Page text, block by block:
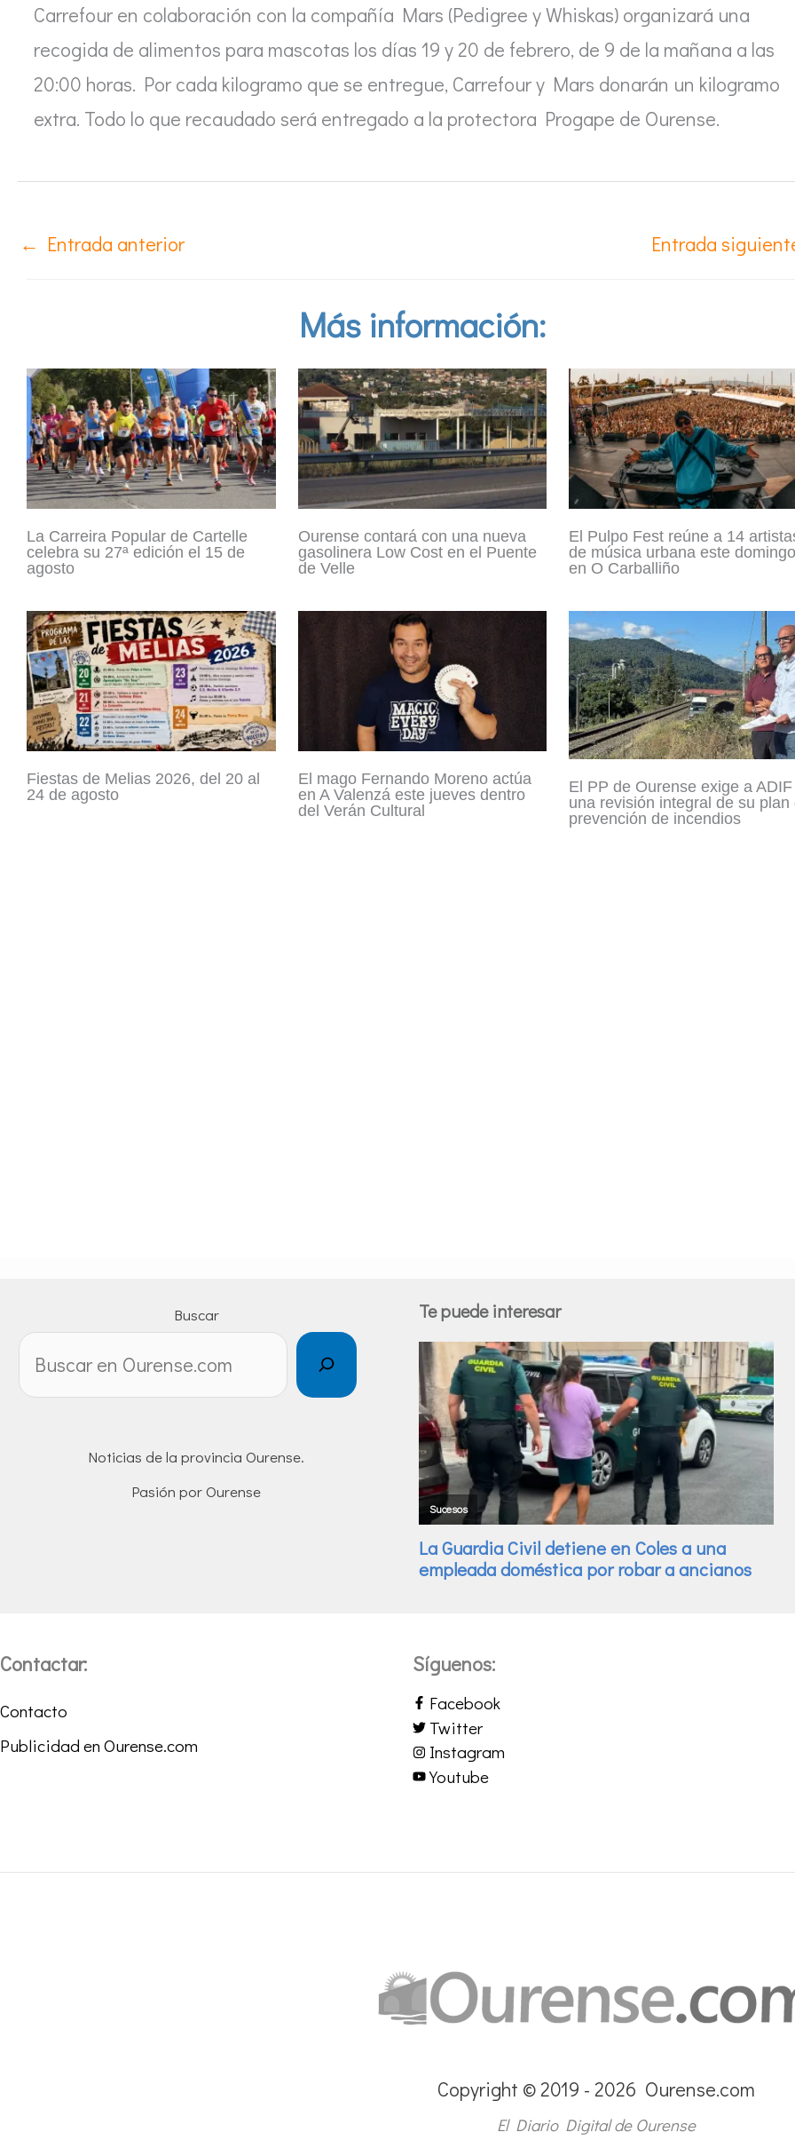
Carrefour en colaboración con la compañía Mars (Pedigree y Whiskas) organizará una
recogida de alimentos para mascotas los días 19 y 20 de febrero, de 9 de la mañana a las
20:00 horas. Por cada kilogramo que se entregue, Carrefour y Mars donarán un kilogramo
extra. Todo lo que recaudado será entregado a la protectora Progape de Ourense.
← Entrada anterior Entrada
Más información:
La Carreira Popular de Cartelle
celebra su 27ª edición el 15 de
agosto
Ourense contará con una nueva
gasolinera Low Cost en el Puente
de Velle
El Pulpo Fest reúne a 14
de música urbana este
en O Carballiño
Fiestas de Melias 2026, del 20 al
24 de agosto
El mago Fernando Moreno actúa
en A Valenzá este jueves dentro
del Verán Cultural
El PP de Ourense exige a ADIF
una revisión integral de su plan
prevención de incendios
Buscar
Noticias de la provincia Ourense.
Pasión por Ourense
Te puede interesar
Contactar:
Contacto
Publicidad en Ourense.com
Síguenos:
Facebook
Twitter
Instagram
Youtube
Copyright © 2019 - 2026 Ourense.com
El Diario Digital de Ourense